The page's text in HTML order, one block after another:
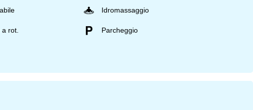
Idromassaggio
rot. Parcheggio